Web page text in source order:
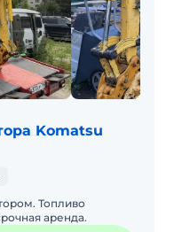
Komatsu
Топливо
аренда.